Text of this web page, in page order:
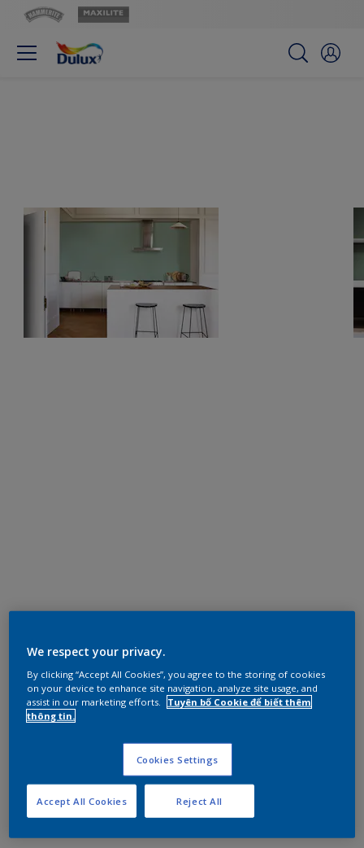
We respect your privacy.
By clicking “Accept All Cookies”, you agree to the storing of cookies
on your device to enhance site navigation, analyze site usage, and
assist in our marketing efforts.
Tuyên bố Cookie để biết thêm
thông tin.
Cookies Settings
Reject All
Accept All Cookies